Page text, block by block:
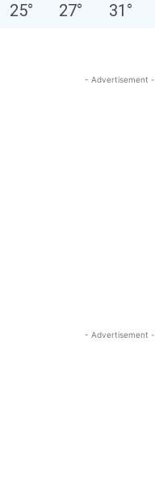
25° 27° 31 °
- Advertisement -
- Advertisement -